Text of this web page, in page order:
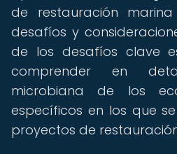
de restauración
desafíos y
de los desafíos clave
comprender en
microbiana de los
específicos en los que
proyectos de